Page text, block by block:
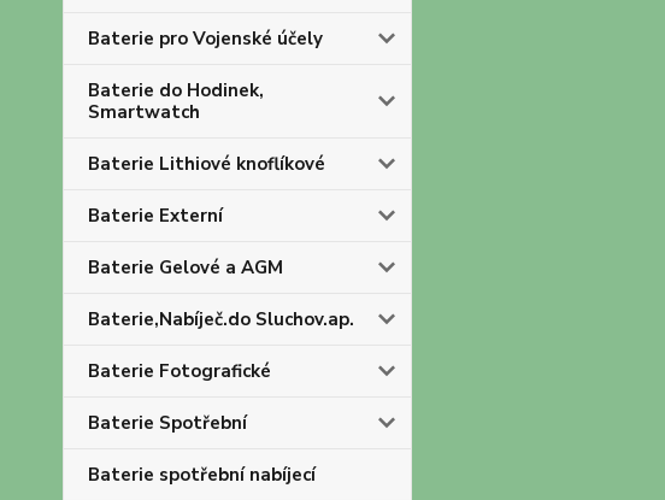
Baterie pro Vojenské účely
Baterie do Hodinek,
Smartwatch
Baterie Lithiové knoflíkové
Baterie Externí
Baterie Gelové a AGM
Baterie,Nabíječ.do Sluchov.ap.
Baterie Fotografické
Baterie Spotřební
Baterie spotřební nabíjecí